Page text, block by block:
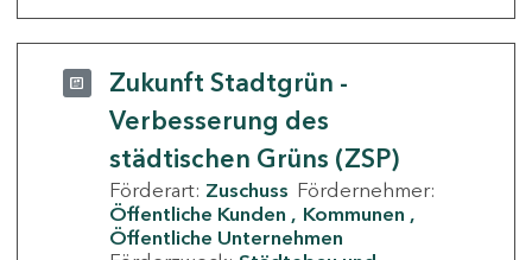
Zukunft Stadtgrün -
Verbesserung des
städtischen Grüns (ZSP)
Förderart: Zuschuss Fördernehmer:
Öffentliche Kunden
Kommunen
Öffentliche Unternehmen